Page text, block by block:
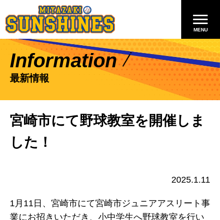
Information
最新情報
宮崎市にて野球教室を開催しま
した！
2025.1.11
1月11日、宮崎市にて宮崎市ジュニアアスリート事
業にお招きいただき、小中学生へ野球教室を行い